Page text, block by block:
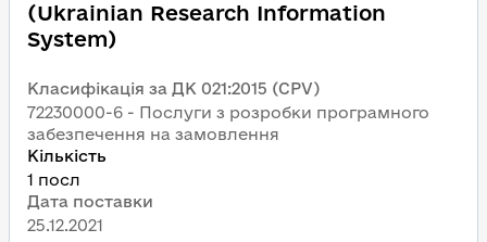
(Ukrainian Research Information
System)
Класифікація за ДК 021:2015 (CPV)
72230000-6 - Послуги з розробки програмного
забезпечення на замовлення
Кількість
1 посл
Дата поставки
25.12.2021